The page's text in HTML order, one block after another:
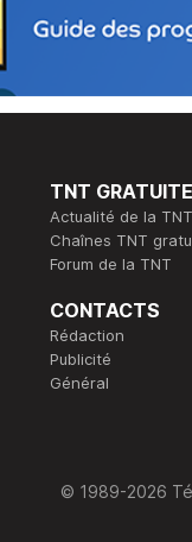
TNT GRATUITE
Actualité de la TNT
Chaînes TNT
Forum de la TNT
CONTACTS
Rédaction
Publicité
Général
© 1989-2026